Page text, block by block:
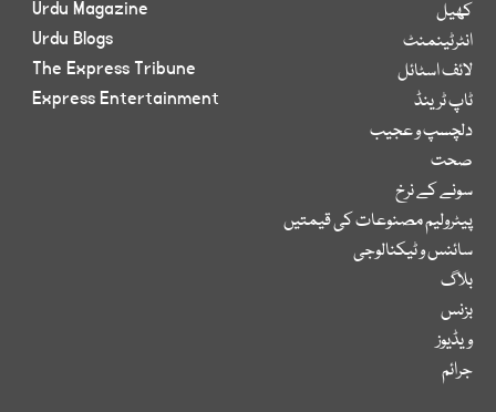
کھیل
انٹرٹینمنٹ
لائف اسٹائل
ٹاپ ٹرینڈ
دلچسپ و عجیب
صحت
سونے کے نرخ
پیٹرولیم مصنوعات کی قیمتیں
سائنس و ٹیکنالوجی
بلاگ
بزنس
ویڈیوز
جرائم
Urdu Magazine
Urdu Blogs
The Express Tribune
Express Entertainment